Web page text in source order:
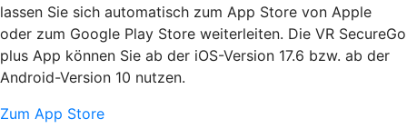
lassen Sie sich automatisch zum App Store von Apple
oder zum Google Play Store weiterleiten. Die VR SecureGo
plus App können Sie ab der iOS-Version 17.6 bzw. ab der
Android-Version 10 nutzen.
Zum App Store